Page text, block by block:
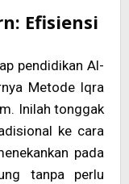
Efisiensi
pendidikan Al-
Metode Iqra
Inilah tonggak
ke cara
pada
tanpa perlu